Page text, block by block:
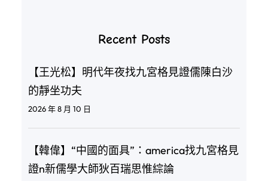
Recent Posts
【王光松】明代年夜找九宮格見證儒陳白沙
的靜坐功夫
2026 年 8 月 10 日
【韓偉】“中國的面具”：america找九宮格見
證n新儒學大師狄百瑞思惟綜論